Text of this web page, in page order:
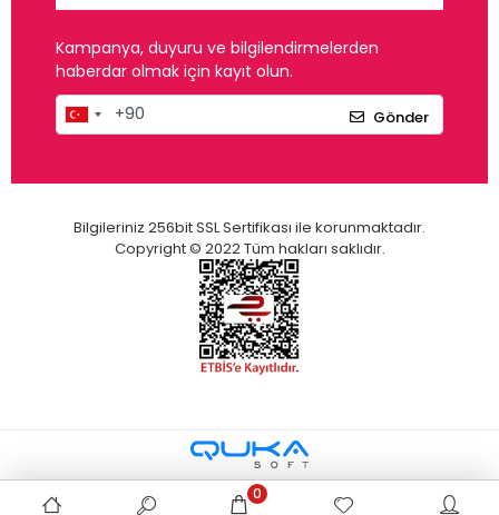
Kampanya, duyuru ve bilgilendirmelerden
haberdar olmak için kayıt olun.
Gönder
Bilgileriniz 256bit SSL Sertifikası ile korunmaktadır.
Copyright © 2022 Tüm hakları saklıdır.
0